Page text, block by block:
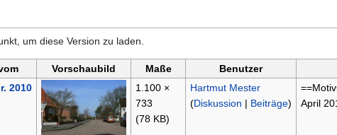
um diese Version zu laden.
Vorschaubild Maße Benutzer
2010
1.100 ×
733
(78 KB)
Hartmut Mester
(Diskussion | Beiträge)
April